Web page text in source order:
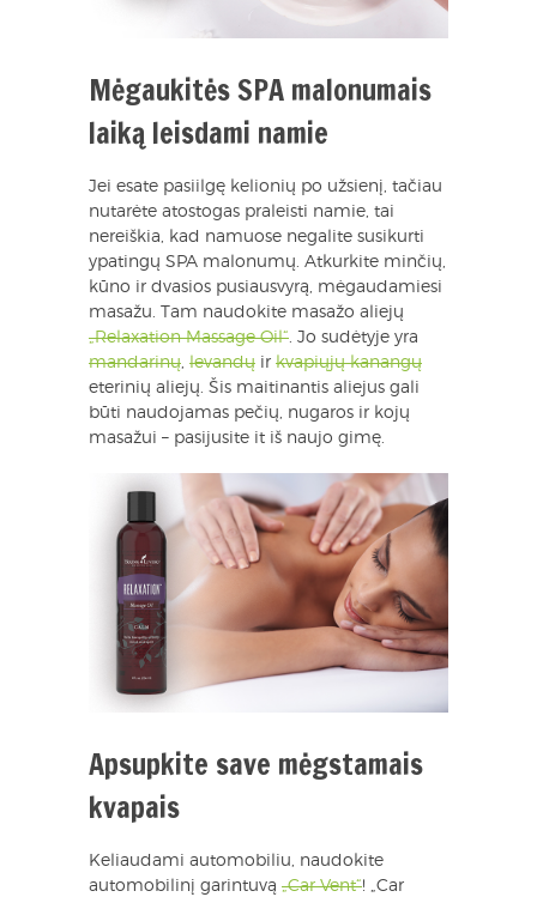
Mėgaukitės SPA malonumais
laiką leisdami namie
Jei esate pasiilgę kelionių po užsienį, tačiau
nutarėte atostogas praleisti namie, tai
nereiškia, kad namuose negalite susikurti
ypatingų SPA malonumų. Atkurkite minčių,
kūno ir dvasios pusiausvyrą, mėgaudamiesi
masažu. Tam naudokite masažo aliejų
„Relaxation Massage Oil“. Jo sudėtyje yra
mandarinų, levandų ir kvapiųjų kanangų
eterinių aliejų. Šis maitinantis aliejus gali
būti naudojamas pečių, nugaros ir kojų
masažui – pasijusite it iš naujo gimę.
Apsupkite save mėgstamais
kvapais
Keliaudami automobiliu, naudokite
automobilinį garintuvą „Car Vent“! „Car